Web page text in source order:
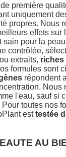
première
uniquement
propres. Nous
effets
sain pour la
contrôlée,
extraits, riches
formules sont
répondent
l'eau, sauf si
Pour toutes nos
esttestée
AU